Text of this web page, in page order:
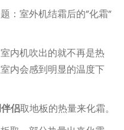
：室外机结霜后的”化霜”
内机吹出的就不再是热
内会感到明显的温度下
侣取地板的热量来化霜。